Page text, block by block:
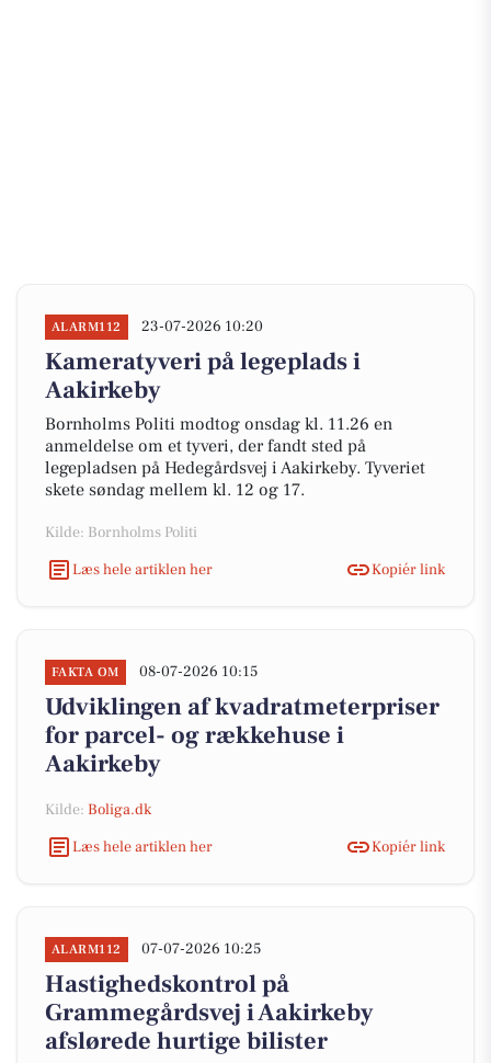
ALARM112 23-07-2026 10:20
Kameratyveri på legeplads i
Aakirkeby
Bornholms Politi modtog onsdag kl. 11.26 en
anmeldelse om et tyveri, der fandt sted på
legepladsen på Hedegårdsvej i Aakirkeby. Tyveriet
skete søndag mellem kl. 12 og 17.
Kilde: Bornholms Politi
Læs hele artiklen her
Kopiér link
FAKTA OM 08-07-2026 10:15
Udviklingen af kvadratmeterpriser
for parcel- og rækkehuse i
Aakirkeby
Kilde: Boliga.dk
Læs hele artiklen her
Kopiér link
ALARM112 07-07-2026 10:25
Hastighedskontrol på
Grammegårdsvej i Aakirkeby
afslørede hurtige bilister